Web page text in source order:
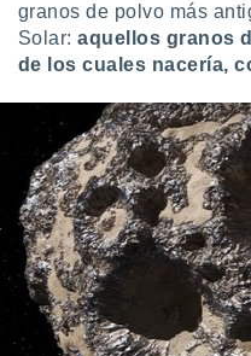
granos de polvo más
Solar:aquellos granos
de los cuales nacería,